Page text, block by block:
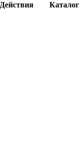
Действия Каталог